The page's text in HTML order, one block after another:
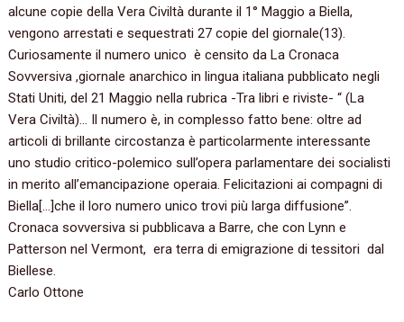
alcune copie della Vera Civiltà durante il 1° Maggio a Biella,
vengono arrestati e sequestrati 27 copie del giornale(13).
Curiosamente il numero unico è censito da La Cronaca
Sovversiva ,giornale anarchico in lingua italiana pubblicato negli
Stati Uniti, del 21 Maggio nella rubrica -Tra libri e riviste- “ (La
Vera Civiltà)… Il numero è, in complesso fatto bene: oltre ad
articoli di brillante circostanza è particolarmente interessante
uno studio critico-polemico sull’opera parlamentare dei socialisti
in merito all’emancipazione operaia. Felicitazioni ai compagni di
Biella[…]che il loro numero unico trovi più larga diffusione”.
Cronaca sovversiva si pubblicava a Barre, che con Lynn e
Patterson nel Vermont, era terra di emigrazione di tessitori dal
Biellese.
Carlo Ottone